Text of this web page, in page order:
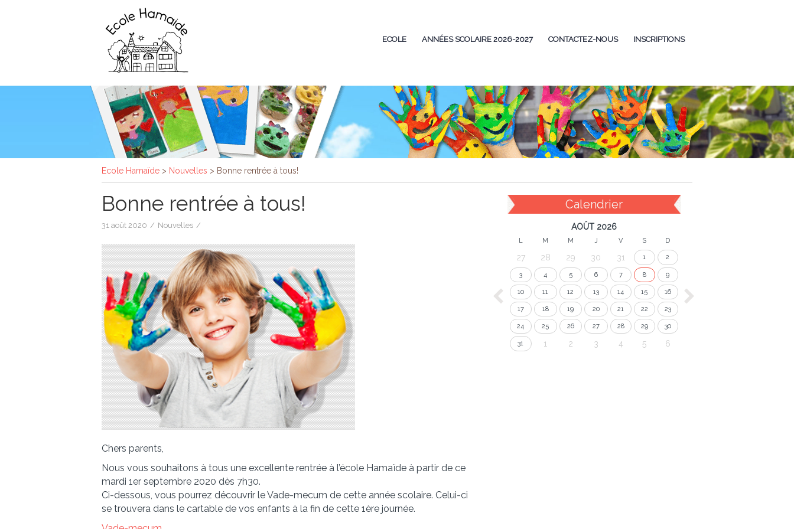
ECOLE ANNÉES SCOLAIRE 2026-2027 CONTACTEZ-NOUS INSCRIPTIONS
Ecole Hamaïde > Nouvelles > Bonne rentrée à tous!
Bonne rentrée à tous!
31 août 2020 / Nouvelles /
Chers parents,
Nous vous souhaitons à tous une excellente rentrée à l’école Hamaïde à partir de ce
mardi 1er septembre 2020 dès 7h30.
Ci-dessous, vous pourrez découvrir le Vade-mecum de cette année scolaire. Celui-ci
se trouvera dans le cartable de vos enfants à la fin de cette 1ère journée.
Calendrier
AOÛT 2026
L M M J V S D
27 28 29 30 31 1 2
3 4 5 6 7 8 9
10 11 12 13 14 15 16
17 18 19 20 21 22 23
24 25 26 27 28 29 30
31 1 2 3 4 5 6